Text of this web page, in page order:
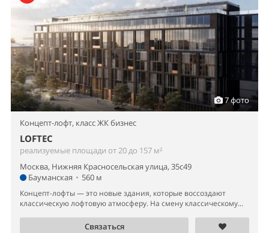
7 фото
Концепт-лофт, класс ЖК бизнес
LOFTEC
реализуемые площади от 20 до 157 м²
Москва, Нижняя Красносельская улица, 35с49
Бауманская • 560 м
Концепт-лофты — это новые здания, которые воссоздают
классическую лофтовую атмосферу. На смену классическому...
Связаться